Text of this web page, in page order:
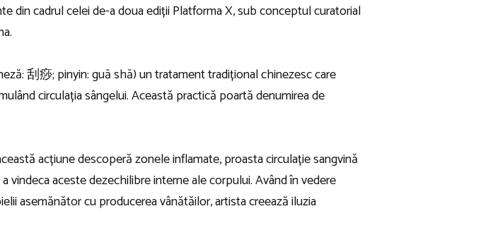
din cadrul celei de-a doua ediții Platforma X, sub conceptul curatorial
刮痧; pinyin: guā shā) un tratament tradițional chinezesc care
circulația sângelui. Această practică poartă denumirea de
acțiune descoperă zonele inflamate, proasta circulație sangvină
aceste dezechilibre interne ale corpului. Având în vedere
asemănător cu producerea vânătăilor, artista creează iluzia